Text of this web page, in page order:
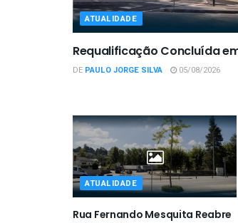
ATUALIDADE
Requalificação Concluída
DE PAULO JORGE SILVA 05/08/2026
ATUALIDADE
Rua Fernando Mesquita Reabre